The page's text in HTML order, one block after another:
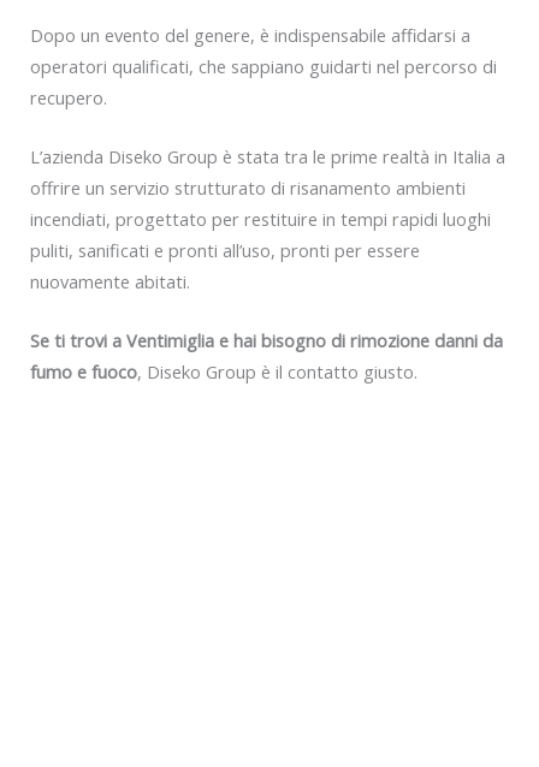
Dopo un evento del genere, è indispensabile affidarsi a
operatori qualificati, che sappiano guidarti nel percorso di
recupero.
L’azienda Diseko Group è stata tra le prime realtà in Italia a
offrire un servizio strutturato di risanamento ambienti
incendiati, progettato per restituire in tempi rapidi luoghi
puliti, sanificati e pronti all’uso, pronti per essere
nuovamente abitati.
Se ti trovi a Ventimiglia e hai bisogno di rimozione danni da
fumo e fuoco, Diseko Group è il contatto giusto.